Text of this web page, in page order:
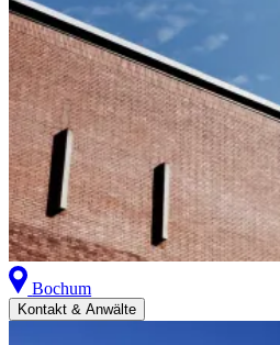
Bochum
Kontakt & Anwälte